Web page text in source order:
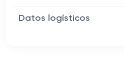
Datos logísticos